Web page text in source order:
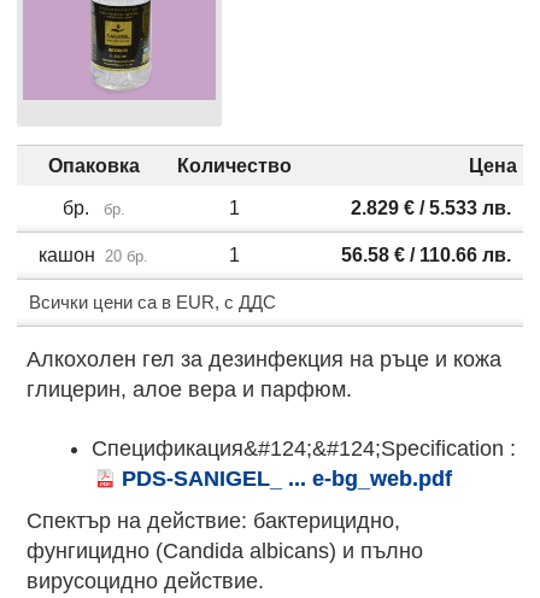
Опаковка Количество
Цена
бр.
бр. 1 2.829 €/ 5.533 лв.
кашон 20 бр. 1 56.58 €/ 110.66 лв.
Всички цени са в EUR, с ДДС
Алкохолен гел за дезинфекция на ръце и кожа
глицерин, алое вера и парфюм.
Спецификация&#124;&#124;Specification :
PDS-SANIGEL_ ... e-bg_web.pdf
Спектър на действие: бактерицидно,
фунгицидно (Candida albicans) и пълно
вирусоцидно действие.